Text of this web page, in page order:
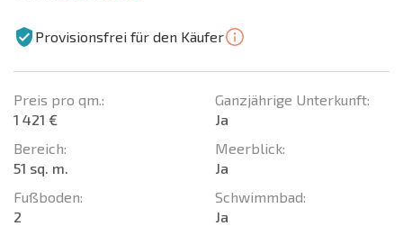
Provisionsfrei für den Käufer
Preis pro qm.:
1 421 €
Bereich:
51 sq. m.
Fußboden:
2
Ganzjährige Unterkunft:
Ja
Meerblick:
Ja
Schwimmbad:
Ja